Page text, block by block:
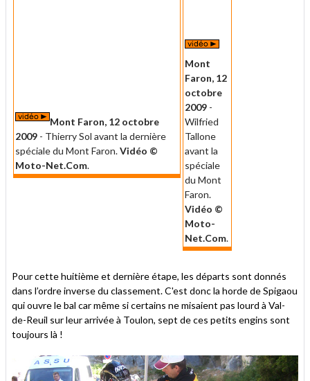
Mont Faron, 12 octobre
2009 - Thierry Sol avant la dernière
spéciale du Mont Faron.Vidéo ©
Moto-Net.Com.
Mont
Faron, 12
octobre
2009 -
Wilfried
Tallone
avant la
spéciale
du Mont
Faron.
Vidéo ©
Moto-
Net.Com.
Pour cette huitième et dernière étape, les départs sont donnés
dans l’ordre inverse du classement. C'est donc la horde de Spigaou
qui ouvre le bal car même si certains ne misaient pas lourd à Val-
de-Reuil sur leur arrivée à Toulon, sept de ces petits engins sont
toujours là !